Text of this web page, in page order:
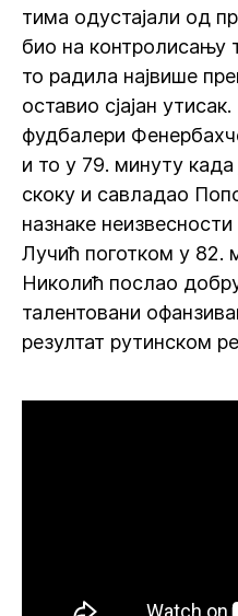
тима одустајали од
био на контролисању
то радила највише
оставио сјајан
фудбалери
и то у 79. минуту
скоку и савладао
назнаке
Лучић поготком у 82.
Николић послао
талентовани
резултат рутинском